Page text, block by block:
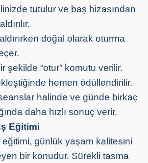
tutulur ve baş hizasından
doğal olarak oturma
şekilde “otur” komutu verilir.
hemen ödüllendirilir.
halinde ve günde birkaç
daha hızlı sonuç verir.
Eğitimi
günlük yaşam kalitesini
bir konudur. Sürekli tasma